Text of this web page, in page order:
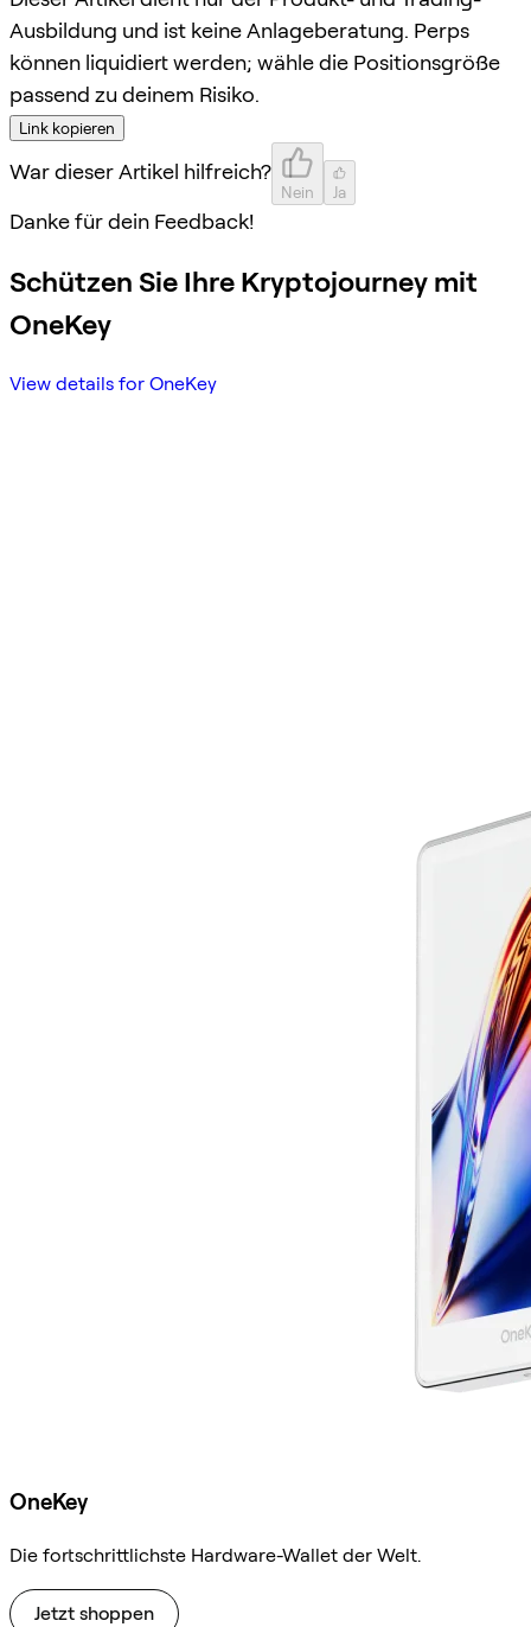
Ausbildung und ist keine Anlageberatung. Perps
können liquidiert werden; wähle die Positionsgröße
passend zu deinem Risiko.
Link kopieren
War dieser Artikel hilfreich?
Nein Ja
Danke für dein Feedback!
Schützen Sie Ihre Kryptojourney mit
OneKey
View details for OneKey
OneKey
Die fortschrittlichste Hardware-Wallet der Welt.
Jetzt shoppen